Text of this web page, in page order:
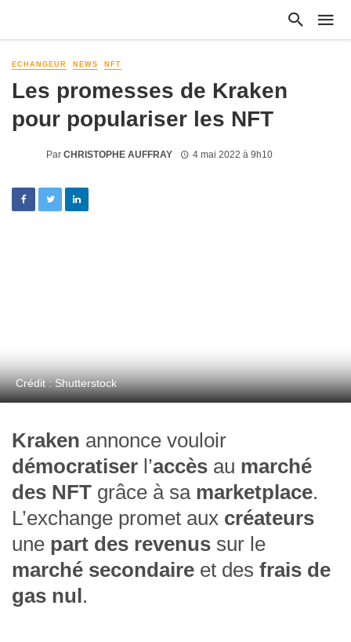
ECHANGEUR NEWS NFT
Les promesses de Kraken
pour populariser les NFT
Par CHRISTOPHE AUFFRAY 4 mai 2022 à 9h10
Crédit : Shutterstock
Kraken annonce vouloir
démocratiser l’accès au marché
des NFT grâce à sa marketplace.
L’exchange promet aux créateurs
une part des revenus sur le
marché secondaire et des frais de
gas nul .